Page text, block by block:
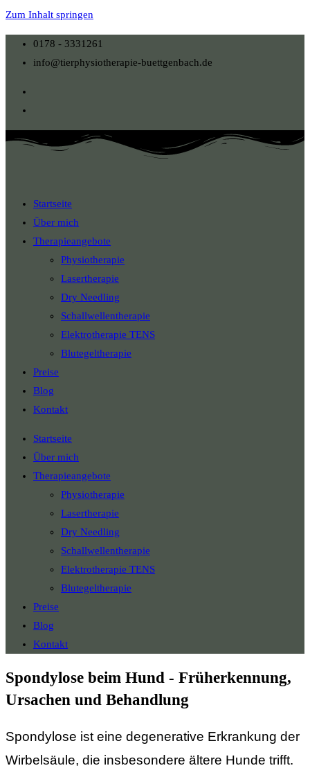
Zum Inhalt springen
0178 - 3331261
info@tierphysiotherapie-buettgenbach.de
Startseite
Über mich
Therapieangebote
Physiotherapie
Lasertherapie
Dry Needling
Schallwellentherapie
Elektrotherapie TENS
Blutegeltherapie
Preise
Blog
Kontakt
Startseite
Über mich
Therapieangebote
Physiotherapie
Lasertherapie
Dry Needling
Schallwellentherapie
Elektrotherapie TENS
Blutegeltherapie
Preise
Blog
Kontakt
Spondylose beim Hund - Früherkennung,
Ursachen und Behandlung
Spondylose ist eine degenerative Erkrankung der
Wirbelsäule, die insbesondere ältere Hunde trifft.